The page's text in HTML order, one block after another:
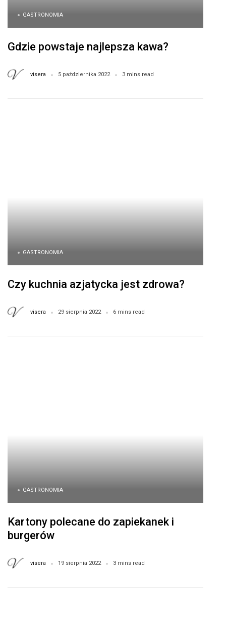
GASTRONOMIA
Gdzie powstaje najlepsza kawa?
visera 5 października 2022 3 mins read
GASTRONOMIA
Czy kuchnia azjatycka jest zdrowa?
visera 29 sierpnia 2022 6 mins read
GASTRONOMIA
Kartony polecane do zapiekanek i
burgerów
visera 19 sierpnia 2022 3 mins read